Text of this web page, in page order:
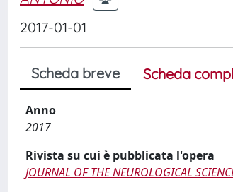
2017-01-01
Scheda breve Scheda
Anno
2017
Rivista su cui è pubblicata l'opera
JOURNAL OF THE NEUROLOGICAL